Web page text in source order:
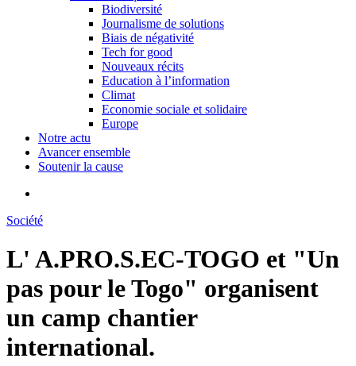
Biodiversité
Journalisme de solutions
Biais de négativité
Tech for good
Nouveaux récits
Education à l’information
Climat
Economie sociale et solidaire
Europe
Notre actu
Avancer ensemble
Soutenir la cause
Société
L' A.PRO.S.EC-TOGO et "Un
pas pour le Togo" organisent
un camp chantier
international.